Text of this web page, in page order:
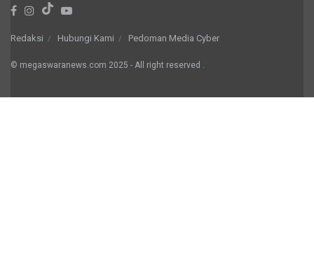
Redaksi Hubungi Kami Pedoman Media Cyber
© megaswaranews.com 2025 - All right reserved